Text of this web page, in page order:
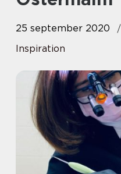
25 september 2020
Inspiration